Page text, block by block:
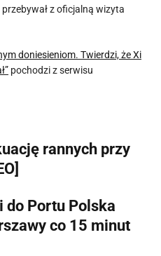
z oficjalną wizyta
doniesieniom. Twierdzi, że Xi
pochodzi z serwisu
rannych przy
do Portu Polska
co 15 minut